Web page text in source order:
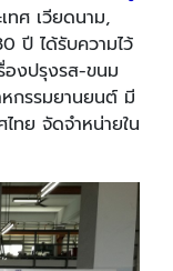
ทศ เวียดนาม,
ปี ได้รับความไว้
องปรุงรส-ขนม
กรรมยานยนต์ มี
ทย จัดจำหน่ายใน